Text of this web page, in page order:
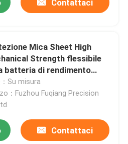
Contattaci
Mica Sheet High
Strength flessibile
batteria di rendimento
EV
：Su misura
：Fuzhou Fuqiang Precision
Contattaci